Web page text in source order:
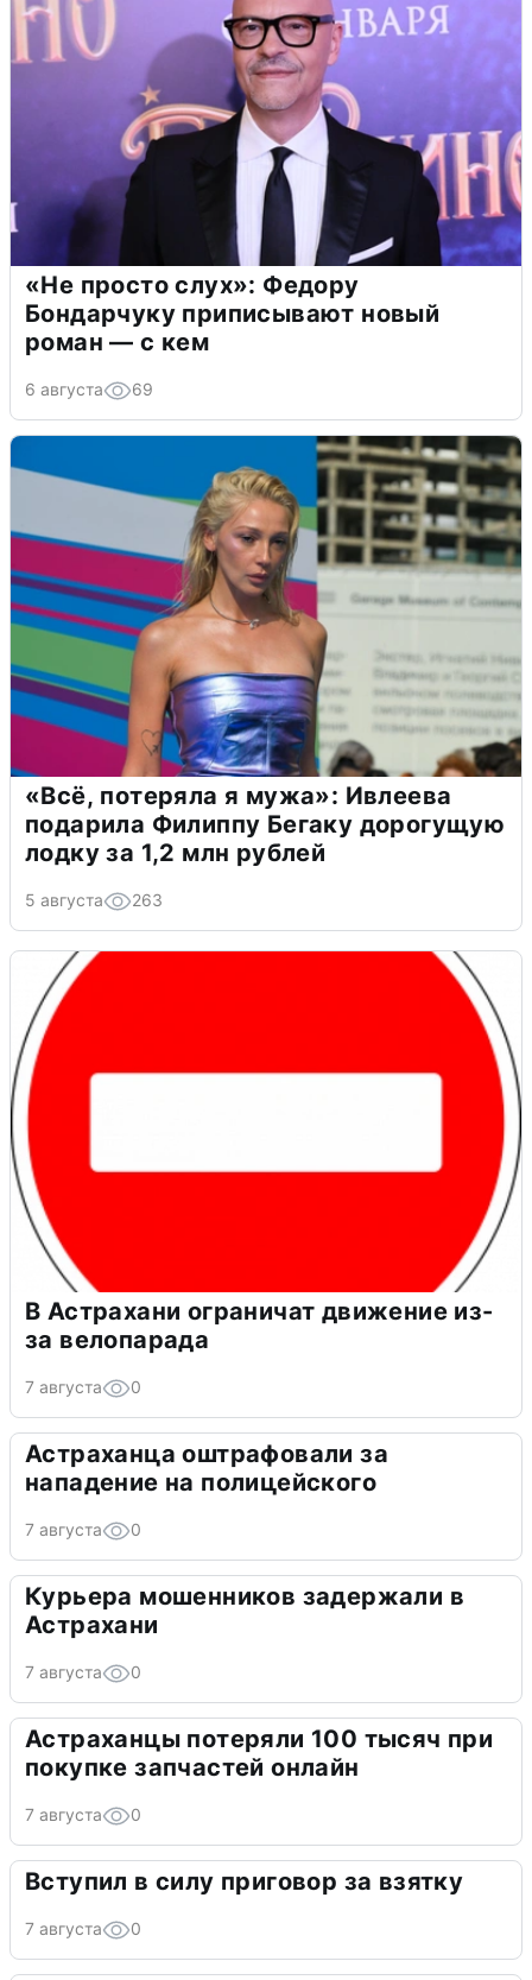
«Не просто слух»: Федору
Бондарчуку приписывают новый
роман — с кем
6 августа 69
«Всё, потеряла я мужа»: Ивлеева
подарила Филиппу Бегаку дорогущую
лодку за 1,2 млн рублей
5 августа 263
В Астрахани ограничат движение из-
за велопарада
7 августа 0
Астраханца оштрафовали за
нападение на полицейского
7 августа 0
Курьера мошенников задержали в
Астрахани
7 августа 0
Астраханцы потеряли 100 тысяч при
покупке запчастей онлайн
7 августа 0
Вступил в силу приговор за взятку
7 августа 0